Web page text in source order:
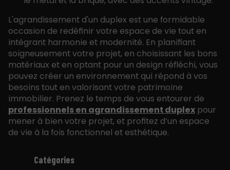
Catégories
L'agrandissement d'un duplex est une formidable
occasion de redéfinir votre espace de vie tout en
intégrant harmonie et modernité. En planifiant
soigneusement votre projet, en choisissant les bons
matériaux et en optant pour un design réfléchi, vous
pouvez créer un environnement qui répond à vos
besoins tout en valorisant votre patrimoine
immobilier. Prenez le temps de vous entourer de
professionnels en agrandissement duplex pour
mener à bien votre projet, et profitez d’un espace
de vie à la fois fonctionnel et esthétique.